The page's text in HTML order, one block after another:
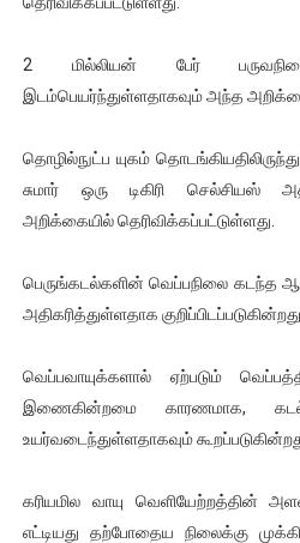
இளையராஜா – கமல் அவசர
32 CM விநோத கன்றுக்குட்டி!
2 மில்லியன் பேர்
இடம்பெயர்ந்துள்ளதாகவும் அந்த
தொழில்நுட்ப யுகம்
சுமார் ஒரு டிகிரி செல்சியஸ்
அறிக்கையில் தெரிவிக்கப்பட்டுள்ளது.
பெருங்கடல்களின் வெப்பநிலை கடந்த
அதிகரித்துள்ளதாக குறிப்பிடப்படுகின்றது.
வெப்பவாயுக்களால் ஏற்படும்
இணைகின்றமை காரணமாக,
உயர்வடைந்துள்ளதாகவும்
கரியமில வாயு வெளியேற்றத்தின்
எட்டியது தற்போதைய நிலைக்கு